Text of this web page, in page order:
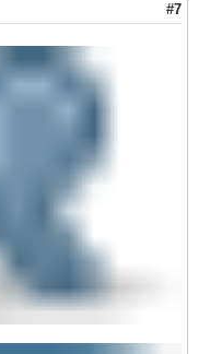
#7